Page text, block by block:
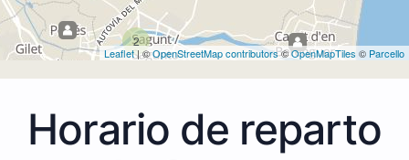
2
Leaflet| ©OpenStreetMap contributors©OpenMapTiles © Parcello
Horario de reparto